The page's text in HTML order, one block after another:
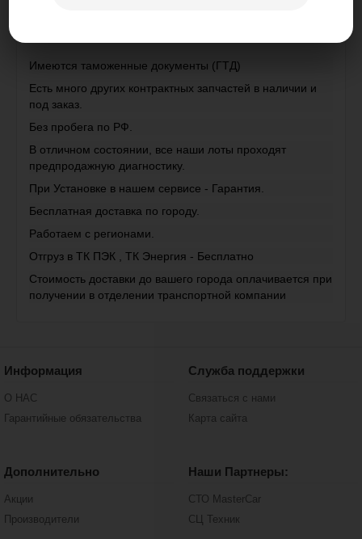
Имеются таможенные документы (ГТД)
Есть много других контрактных запчастей в наличии и
под заказ.
Без пробега по РФ.
В отличном состоянии, все наши лоты проходят
предпродажную диагностику.
При Установке в нашем сервисе - Гарантия.
Бесплатная доставка по городу.
Работаем с регионами.
Отгруз в ТК ПЭК , ТК Энергия - Бесплатно
Стоимость доставки до вашего города оплачивается при
получении в отделении транспортной компании
Информация
О НАС
Гарантийные обязательства
Служба поддержки
Связаться с нами
Карта сайта
Дополнительно
Акции
Производители
Наши Партнеры:
СТО MasterCar
СЦ Техник